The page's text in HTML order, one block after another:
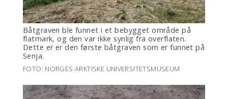
Båtgraven ble funnet i et bebygget område på
flatmark, og den var ikke synlig fra overflaten.
Dette er er den første båtgraven som er funnet på
Senja.
FOTO: NORGES ARKTISKE UNIVERSITETSMUSEUM